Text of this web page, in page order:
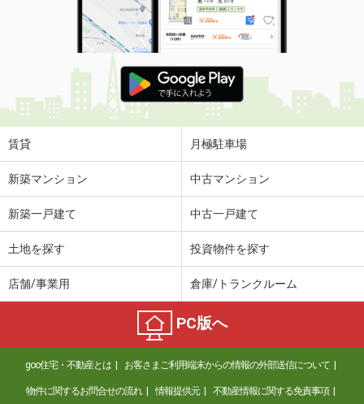
賃貸 月極駐車場
新築マンション 中古マンション
新築一戸建て 中古一戸建て
土地を探す 投資物件を探す
店舗/事業用 倉庫/トランクルーム
PC版へ
goo住宅・不動産とは お客さまご利用端末からの情報の外部送信について
物件に関するお問合せの流れ 情報提供元 不動産情報に関する免責事項